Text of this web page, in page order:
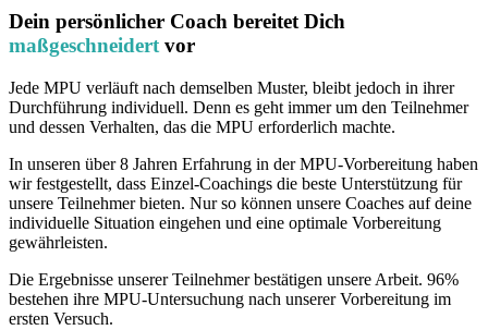
Dein persönlicher Coach bereitet Dich
maßgeschneidertvor
Jede MPU verläuft nach demselben Muster, bleibt jedoch in ihrer
Durchführung individuell. Denn es geht immer um den Teilnehmer
und dessen Verhalten, das die MPU erforderlich machte.
In unseren über 8 Jahren Erfahrung in der MPU-Vorbereitung haben
wir festgestellt, dass Einzel-Coachings die beste Unterstützung für
unsere Teilnehmer bieten. Nur so können unsere Coaches auf deine
individuelle Situation eingehen und eine optimale Vorbereitung
gewährleisten.
Die Ergebnisse unserer Teilnehmer bestätigen unsere Arbeit. 96%
bestehen ihre MPU-Untersuchung nach unserer Vorbereitung im
ersten Versuch.